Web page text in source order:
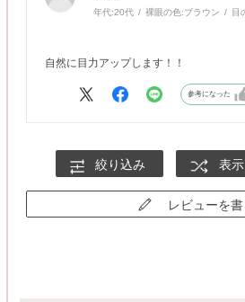
年代:20代 裸眼の色:ブラウン 目
自然に目力アップします！！
参考になった
絞り込み 表
レビューを書